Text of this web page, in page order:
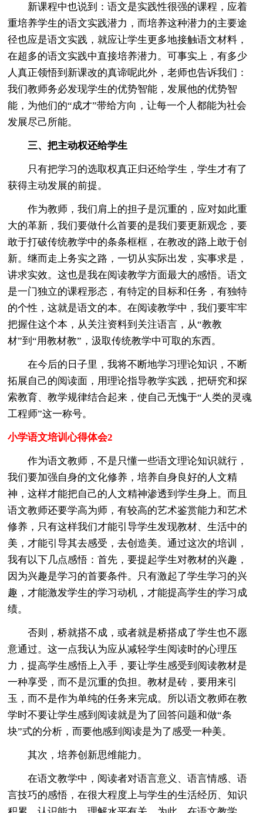
新课程中也说到：语文是实践性很强的课程，应着
重培养学生的语文实践潜力，而培养这种潜力的主要途
径也应是语文实践，就应让学生更多地接触语文材料，
在超多的语文实践中直接培养潜力。可事实上，有多少
人真正领悟到新课改的真谛呢此外，老师也告诉我们：
我们教师务必发现学生的优势智能，发展他的优势智
能，为他们的“成才”带给方向，让每一个人都能为社会
发展尽己所能。
三、把主动权还给学生
只有把学习的选取权真正归还给学生，学生才有了
获得主动发展的前提。
作为教师，我们肩上的担子是沉重的，应对如此重
大的革新，我们要做什么首要的是我们要更新观念，要
敢于打破传统教学中的条条框框，在教改的路上敢于创
新。继而走上务实之路，一切从实际出发，实事求是，
讲求实效。这也是我在阅读教学方面最大的感悟。语文
是一门独立的课程形态，有特定的目标和任务，有独特
的个性，这就是语文的本。在阅读教学中，我们要牢牢
把握住这个本，从关注资料到关注语言，从“教教
材”到“用教材教”，汲取传统教学中可取的东西。
在今后的日子里，我将不断地学习理论知识，不断
拓展自己的阅读面，用理论指导教学实践，把研究和探
索教育、教学规律结合起来，使自己无愧于“人类的灵魂
工程师”这一称号。
小学语文培训心得体会2
作为语文教师，不是只懂一些语文理论知识就行，
我们要加强自身的文化修养，培养自身良好的人文精
神，这样才能把自己的人文精神渗透到学生身上。而且
语文教师还要学高为师，有较高的艺术鉴赏能力和艺术
修养，只有这样我们才能引导学生发现教材、生活中的
美，才能引导其去感受，去创造美。通过这次的培训，
我有以下几点感悟：首先，要提起学生对教材的兴趣，
因为兴趣是学习的首要条件。只有激起了学生学习的兴
趣，才能激发学生的学习动机，才能提高学生的学习成
绩。
否则，桥就搭不成，或者就是桥搭成了学生也不愿
意通过。这一点我认为应从减轻学生阅读时的心理压
力，提高学生感悟上入手，要让学生感受到阅读教材是
一种享受，而不是沉重的负担。教材是砖，要用来引
玉，而不是作为单纯的任务来完成。所以语文教师在教
学时不要让学生感到阅读就是为了回答问题和做“条
块”式的分析，而要他感到阅读是为了感受一种美。
其次，培养创新思维能力。
在语文教学中，阅读者对语言意义、语言情感、语
言技巧的感悟，在很大程度上与学生的生活经历、知识